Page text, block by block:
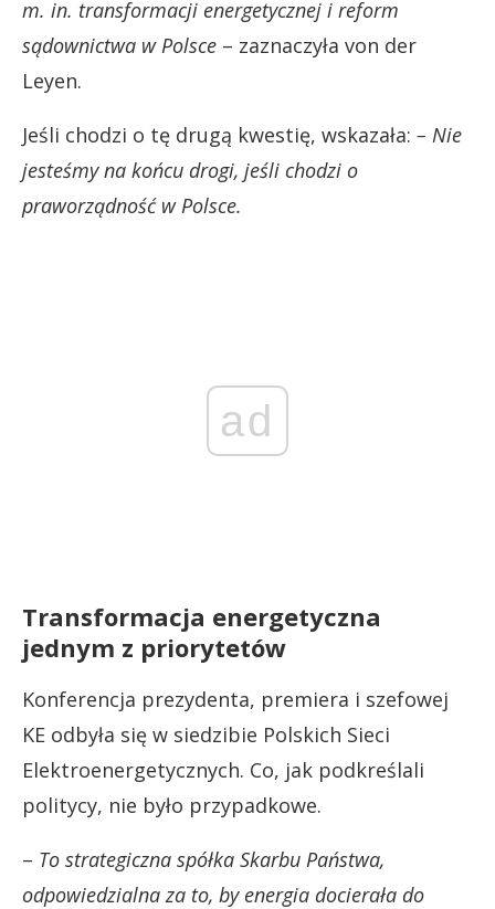
m. in. transformacji energetycznej i reform
sądownictwa w Polsce – zaznaczyła von der
Leyen.
Jeśli chodzi o tę drugą kwestię, wskazała: – Nie
jesteśmy na końcu drogi, jeśli chodzi o
praworządność w Polsce.
ad
Transformacja energetyczna
jednym z priorytetów
Konferencja prezydenta, premiera i szefowej
KE odbyła się w siedzibie Polskich Sieci
Elektroenergetycznych. Co, jak podkreślali
politycy, nie było przypadkowe.
– To strategiczna spółka Skarbu Państwa,
odpowiedzialna za to, by energia docierała do